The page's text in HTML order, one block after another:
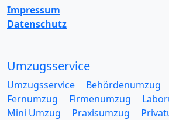
Impressum
Datenschutz
Umzugsservice
Umzugsservice Behördenumzug
Fernumzug
Firmenumzug
Mini Umzug
Praxisumzug